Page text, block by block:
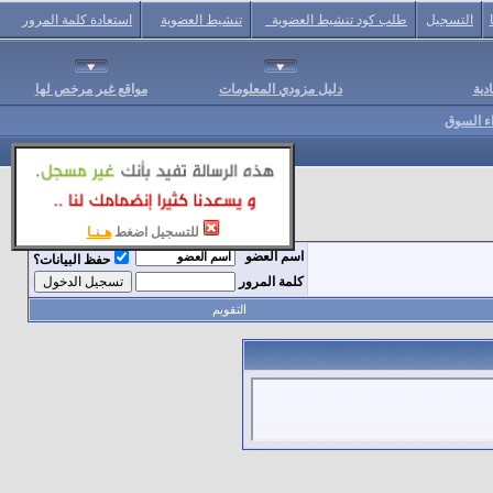
للتسجيل اضغط هـنـا
التسجيل طلب كود تنشيط العضوية تنشيط العضوية استعادة كلمة المرور
دليل مزودي المعلومات مواقع غير مرخص لها
السوق
اسم العضو
حفظ البيانات؟
كلمة المرور
التقويم